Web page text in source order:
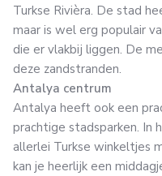
Turkse Rivièra. De stad
maar is wel erg populair
die er vlakbij liggen. De
deze zandstranden.
Antalya centrum
Antalya heeft ook een
prachtige stadsparken. In
allerlei Turkse winkeltjes
kan je heerlijk een